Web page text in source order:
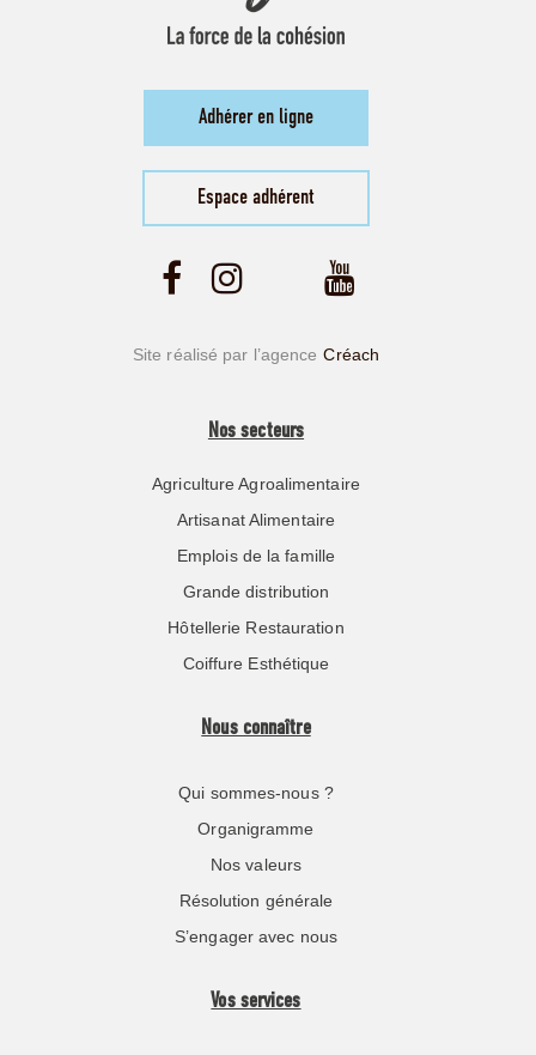
Adhérer en ligne
Espace adhérent
Site réalisé par l’agence Créach
Nos secteurs
Agriculture Agroalimentaire
Artisanat Alimentaire
Emplois de la famille
Grande distribution
Hôtellerie Restauration
Coiffure Esthétique
Nous connaître
Qui sommes-nous ?
Organigramme
Nos valeurs
Résolution générale
S’engager avec nous
Vos services